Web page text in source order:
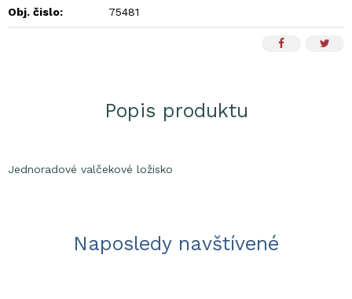
Obj. čislo: 75481
Popis produktu
Jednoradové valčekové ložisko
Naposledy navštívené